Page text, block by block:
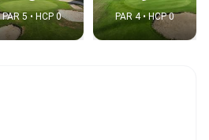
PAR 5 • HCP 0 PAR 4 • HCP 0